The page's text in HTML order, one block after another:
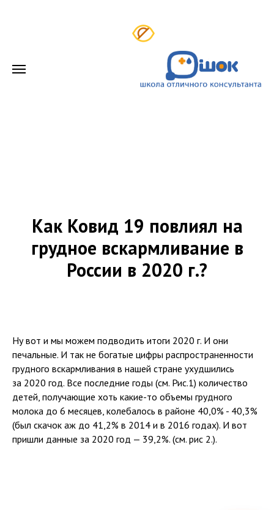
Как Ковид 19 повлиял на
грудное вскармливание в
России в 2020 г.?
Ну вот и мы можем подводить итоги 2020 г. И они
печальные. И так не богатые цифры распространенности
грудного вскармливания в нашей стране ухудшились
за 2020 год. Все последние годы (см. Рис.1) количество
детей, получающие хоть какие-то объемы грудного
молока до 6 месяцев, колебалось в районе 40,0% - 40,3%
(был скачок аж до 41,2% в 2014 и в 2016 годах). И вот
пришли данные за 2020 год — 39,2%. (см. рис 2.).